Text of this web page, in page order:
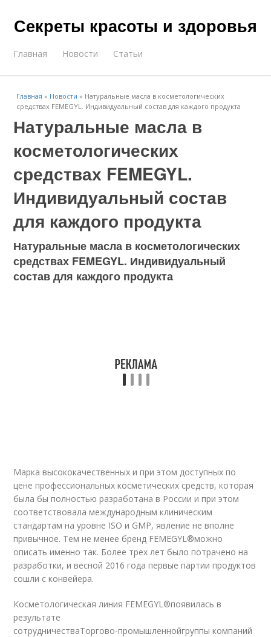
Секреты красоты и здоровья
Главная Новости Статьи
Главная » Новости » Натуральные масла в косметологических
средствах FEMEGYL. Индивидуальный состав для каждого продукта
Натуральные масла в
косметологических
средствах FEMEGYL.
Индивидуальный состав
для каждого продукта
Натуральные масла в косметологических
средствах FEMEGYL. Индивидуальный
состав для каждого продукта
Марка высококачественных и при этом доступных по
цене профессиональных косметических средств, которая
была бы полностью разработана в России и при этом
соответствовала международным клиническим
стандартам на уровне ISO и GMP, явление не вполне
привычное. Тем не менее бренд FEMEGYL®можно
описать именно так. Более трех лет было потрачено на
разработки, и весной 2016 года первые партии продуктов
сошли с конвейера.
Косметологическая линия FEMEGYL®появилась в
результате
сотрудничестваТоргово-промышленнойгруппы компаний